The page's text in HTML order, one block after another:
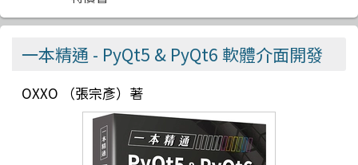
一本精通 - PyQt5 & PyQt6 軟體介面開發
OXXO （張宗彥）著